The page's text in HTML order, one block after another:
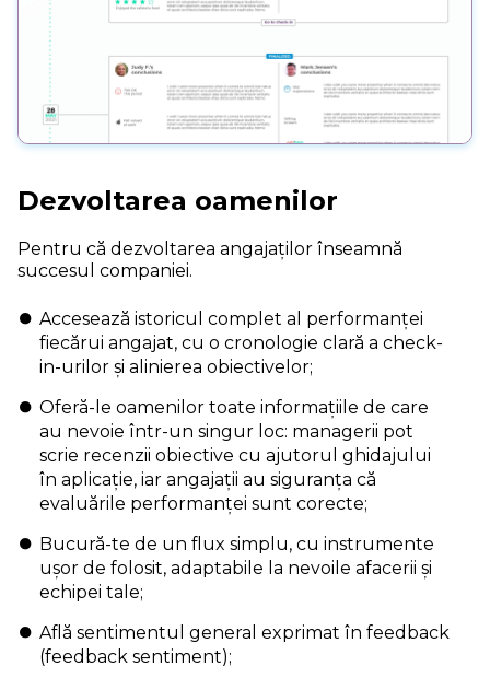
Dezvoltarea oamenilor
Pentru că dezvoltarea angajaților înseamnă
succesul companiei.
Accesează istoricul complet al performanței
fiecărui angajat, cu o cronologie clară a check-
in-urilor și alinierea obiectivelor;
Oferă-le oamenilor toate informațiile de care
au nevoie într-un singur loc: managerii pot
scrie recenzii obiective cu ajutorul ghidajului
în aplicație, iar angajații au siguranța că
evaluările performanței sunt corecte;
Bucură-te de un flux simplu, cu instrumente
ușor de folosit, adaptabile la nevoile afacerii și
echipei tale;
Află sentimentul general exprimat în feedback
(feedback sentiment);